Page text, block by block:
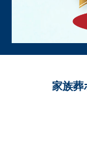
家族葬